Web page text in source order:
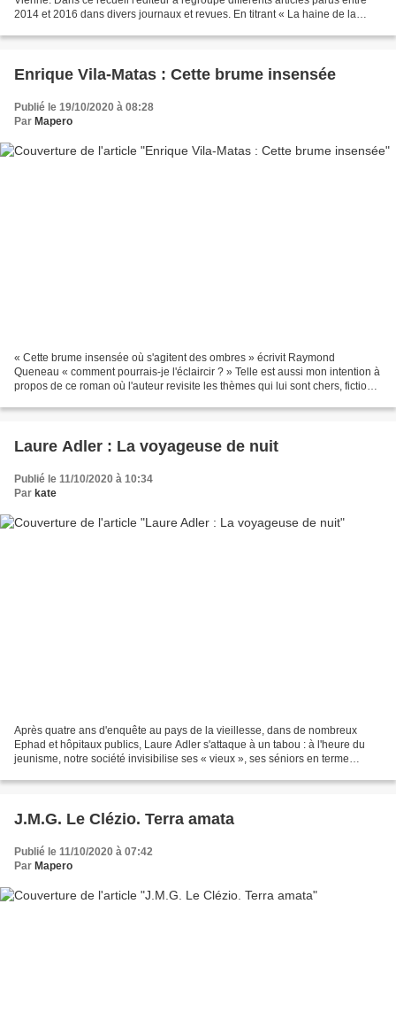
2014 et 2016 dans divers journaux et revues. En titrant « La haine de la
Enrique Vila-Matas : Cette brume insensée
Publié le 19/10/2020 à 08:28
Par Mapero
« Cette brume insensée où s'agitent des ombres » écrivit Raymond
Queneau « comment pourrais-je l'éclaircir ? » Telle est aussi mon intention à
propos de ce roman où l'auteur revisite les thèmes qui lui sont chers, fiction
Laure Adler : La voyageuse de nuit
Publié le 11/10/2020 à 10:34
Par kate
Après quatre ans d'enquête au pays de la vieillesse, dans de nombreux
Ephad et hôpitaux publics, Laure Adler s'attaque à un tabou : à l'heure du
jeunisme, notre société invisibilise ses « vieux », ses séniors en terme
J.M.G. Le Clézio. Terra amata
Publié le 11/10/2020 à 07:42
Par Mapero